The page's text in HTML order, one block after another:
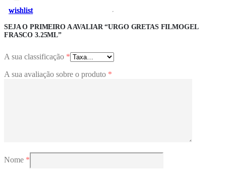
SEJA O PRIMEIRO A AVALIAR “URGO GRETAS FILMOGEL
FRASCO 3.25ML”
A sua classificação *
A sua avaliação sobre o produto *
Nome *
wishlist
wishlist
wishlist
wishlist
wishlist